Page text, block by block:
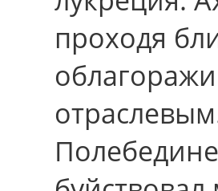
проходя